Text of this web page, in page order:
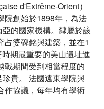
d'Extrême-Orient）
院創始於1898年，為法
的國家機構。隸屬於該
婆碑銘與建築，並在1
期最重要的美山遺址進
戰期間受到相當程度的
貴。 法國遠東學院與
作協議，每年均有學術